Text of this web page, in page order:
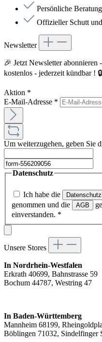
Persönliche
Offizieller Schutt
Newsletter
🎉 Jetzt Newsletter
kostenlos - jederzeit kündbar ! 🔒
Aktion *
E-Mail-Adresse *
Um weiterzugehen, geben Sie
Datenschutz
Ich habe die
genommen und die
AGB
einverstanden. *
Unsere Stores
In Nordrhein-Westfalen
Erkrath 40699, Bahnstrasse 59
Bochum 44787, Westring 47
In Baden-Württemberg
Mannheim 68199,
Böblingen 71032, Sindelfinger